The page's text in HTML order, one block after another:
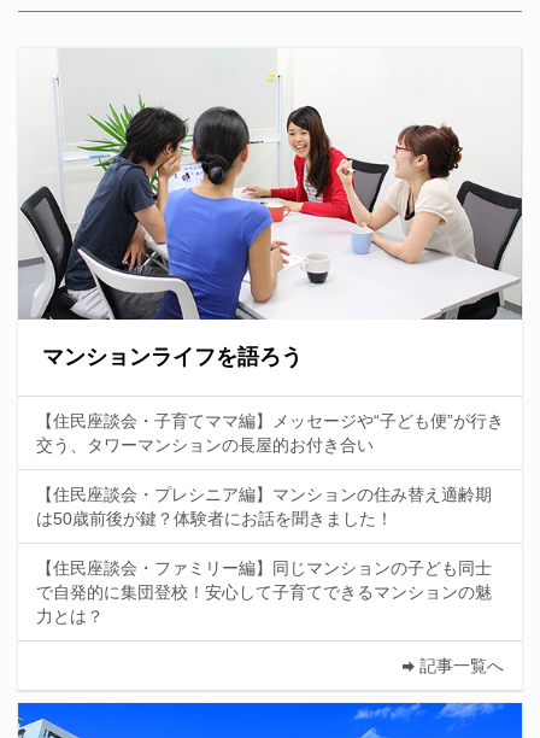
マンションライフを語ろう
【住民座談会・子育てママ編】メッセージや“子ども便”が行き
交う、タワーマンションの長屋的お付き合い
【住民座談会・プレシニア編】マンションの住み替え適齢期
は50歳前後が鍵？体験者にお話を聞きました！
【住民座談会・ファミリー編】同じマンションの子ども同士
で自発的に集団登校！安心して子育てできるマンションの魅
力とは？
記事一覧へ